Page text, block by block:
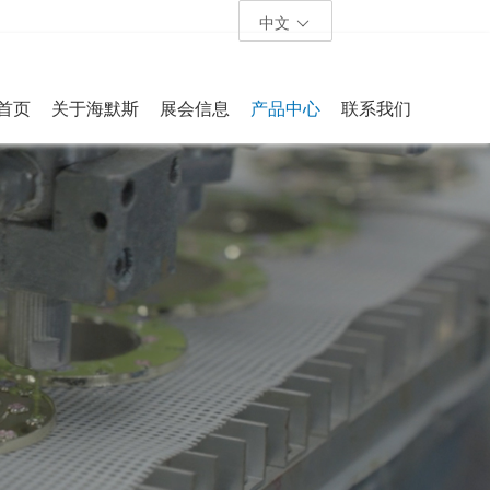
中文
页 关于海默斯 展会信息 产品中心 联系我们